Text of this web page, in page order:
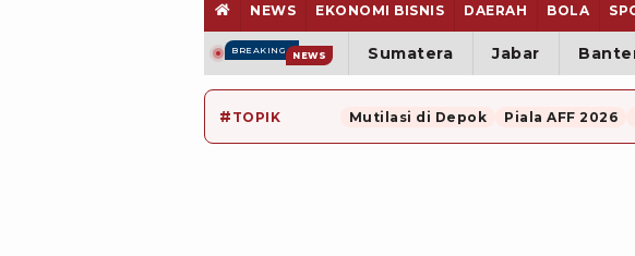
NEWS EKONOMI BISNIS DAERAH BOLA
BREAKING NEWS Sumatera Jabar
# TOPIK Mutilasi di Depok Piala AFF 2026